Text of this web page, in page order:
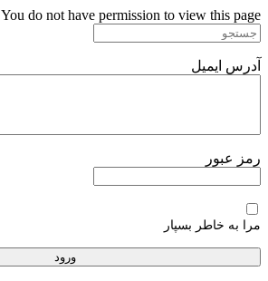
پرش
به
You do not have permission to view this page.
آدرس ایمیل
رمز عبور
مرا به خاطر بسپار